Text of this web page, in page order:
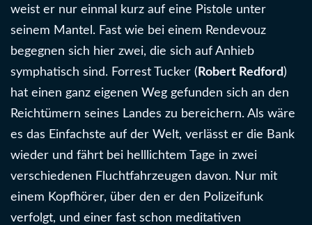
weist er nur einmal kurz auf eine Pistole unter
seinem Mantel. Fast wie bei einem Rendevouz
begegnen sich hier zwei, die sich auf Anhieb
symphatisch sind. Forrest Tucker ( Robert Redford)
hat einen ganz eigenen Weg gefunden sich an den
Reichtümern seines Landes zu bereichern. Als wäre
es das Einfachste auf der Welt, verlässt er die Bank
wieder und fährt bei helllichtem Tage in zwei
verschiedenen Fluchtfahrzeugen davon. Nur mit
einem Kopfhörer, über den er den Polizeifunk
verfolgt, und einer fast schon meditativen